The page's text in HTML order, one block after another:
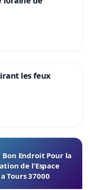
les feux
Endroit Pour la
de l’Espace
Tours 37000